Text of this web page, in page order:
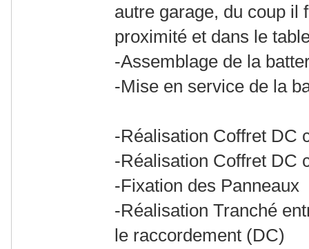
autre garage, du coup il
proximité et dans le
-Assemblage de la
-Mise en service de la
-Réalisation Coffret DC
-Réalisation Coffret DC
-Fixation des Panneaux
-Réalisation Tranché
le raccordement (DC)